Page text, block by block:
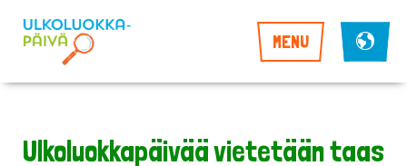
MENU
Ulkoluokkapäivää vietetään taas